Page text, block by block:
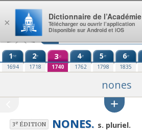
Aller au contenu
1re
1694
2e
1718
3e
1740
4e
1762
5e
1798
6e
1835
nones
3eÉDITION NONES. s. pluriel.
×
Dictionnaire de l’Académie
Télécharger ou ouvrir l’application
Disponible sur Android et iOS